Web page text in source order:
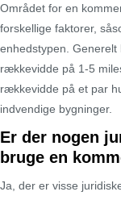
Området for en
forskellige faktorer,
enhedstypen.
rækkevidde på 1-5
rækkevidde på et par
indvendige bygninger.
Er der nogen
bruge en
Ja, der er visse